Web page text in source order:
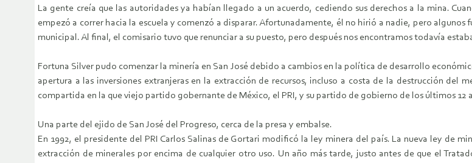
La gente creía que las autoridades ya habían llegado a un acuerdo, cediendo sus derechos a la mina.
empezó a correr hacia la escuela y comenzó a disparar. Afortunadamente, él no hirió a nadie, pero
municipal. Al final, el comisario tuvo que renunciar a su puesto, pero después nos encontramos todavía
Fortuna Silver pudo comenzar la minería en San José debido a cambios en la política de desarrollo
apertura a las inversiones extranjeras en la extracción de recursos, incluso a costa de la destrucción
compartida en la que viejo partido gobernante de México, el PRI, y su partido de gobierno de los últimos
Una parte del ejido de San José del Progreso, cerca de la presa y embalse.
En 1992, el presidente del PRI Carlos Salinas de Gortari modificó la ley minera del país. La nueva ley de
extracción de minerales por encima de cualquier otro uso. Un año más tarde, justo antes de que el